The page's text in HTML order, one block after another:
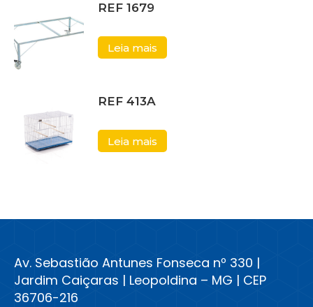
REF 1679
Leia mais
REF 413A
Leia mais
Av. Sebastião Antunes Fonseca nº 330 |
Jardim Caiçaras | Leopoldina – MG | CEP
36706-216